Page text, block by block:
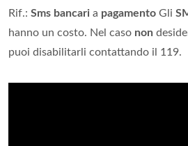
Rif.: Sms bancari a pagamento Gli
hanno un costo. Nel caso non
puoi disabilitarli contattando il 119.